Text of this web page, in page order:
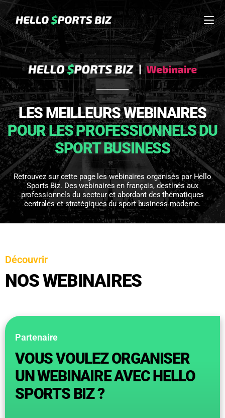
LES MEILLEURS WEBINAIRES
POUR LES PROFESSIONNELS DU
SPORT BUSINESS
Retrouvez sur cette page les webinaires organisés par Hello
Sports Biz. Des webinaires en français, destinés aux
professionnels du secteur et abordant des thématiques
centrales et stratégiques du sport business moderne.
Découvrir
NOS WEBINAIRES
Partenaire
VOUS VOULEZ ORGANISER
UN WEBINAIRE AVEC HELLO
SPORTS BIZ ?